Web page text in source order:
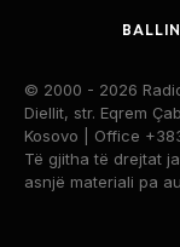
© 2000 - 2026
Diellit, str. Eqrem
Kosovo | Office
Të gjitha të drejtat
asnjë materiali pa